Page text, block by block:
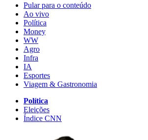
Pular para o conteúdo
Ao vivo
Política
Money
WW
Agro
Infra
IA
Esportes
Viagem & Gastronomia
Política
Eleições
Índice CNN